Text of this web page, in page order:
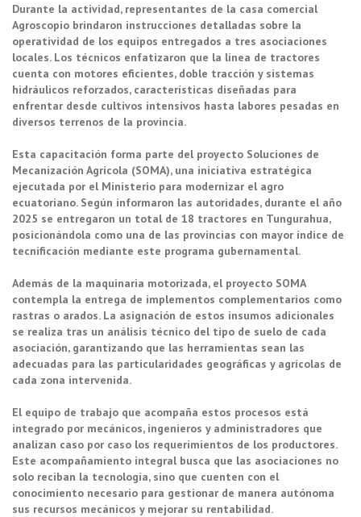
Durante la actividad, representantes de la casa comercial
Agroscopio brindaron instrucciones detalladas sobre la
operatividad de los equipos entregados a tres asociaciones
locales. Los técnicos enfatizaron que la línea de tractores
cuenta con motores eficientes, doble tracción y sistemas
hidráulicos reforzados, características diseñadas para
enfrentar desde cultivos intensivos hasta labores pesadas en
diversos terrenos de la provincia.
Esta capacitación forma parte del proyecto Soluciones de
Mecanización Agrícola (SOMA), una iniciativa estratégica
ejecutada por el Ministerio para modernizar el agro
ecuatoriano. Según informaron las autoridades, durante el año
2025 se entregaron un total de 18 tractores en Tungurahua,
posicionándola como una de las provincias con mayor índice de
tecnificación mediante este programa gubernamental.
Además de la maquinaria motorizada, el proyecto SOMA
contempla la entrega de implementos complementarios como
rastras o arados. La asignación de estos insumos adicionales
se realiza tras un análisis técnico del tipo de suelo de cada
asociación, garantizando que las herramientas sean las
adecuadas para las particularidades geográficas y agrícolas de
cada zona intervenida.
El equipo de trabajo que acompaña estos procesos está
integrado por mecánicos, ingenieros y administradores que
analizan caso por caso los requerimientos de los productores.
Este acompañamiento integral busca que las asociaciones no
solo reciban la tecnología, sino que cuenten con el
conocimiento necesario para gestionar de manera autónoma
sus recursos mecánicos y mejorar su rentabilidad.